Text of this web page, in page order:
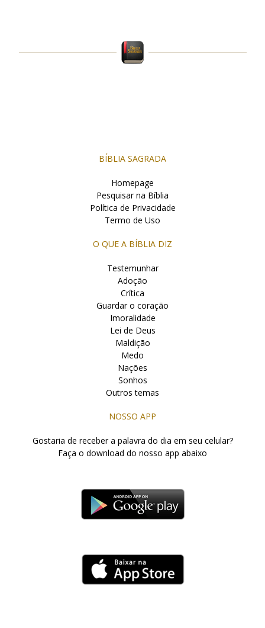
BÍBLIA SAGRADA
Homepage
Pesquisar na Bíblia
Política de Privacidade
Termo de Uso
O QUE A BÍBLIA DIZ
Testemunhar
Adoção
Crítica
Guardar o coração
Imoralidade
Lei de Deus
Maldição
Medo
Nações
Sonhos
Outros temas
NOSSO APP
Gostaria de receber a palavra do dia em seu celular?
Faça o download do nosso app abaixo